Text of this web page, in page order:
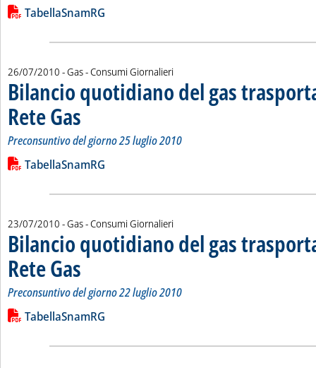
Leggi tutta la notizia: 'Bilancio quotidiano del gas
Lista allegati PDF alla notizia
TabellaSnamRG
26/07/2010 - Gas - Consumi Giornalieri
Bilancio quotidiano del gas
Rete Gas . Sottotitolo: Preconsuntivo del giorno 25 luglio 2010
. Pubblicata lunedì 26 luglio 2010 alle 14.38.
Preconsuntivo del giorno 25 luglio 2010
Leggi tutta la notizia: 'Bilancio quotidiano del gas
Lista allegati PDF alla notizia
TabellaSnamRG
23/07/2010 - Gas - Consumi Giornalieri
Bilancio quotidiano del gas
Rete Gas . Sottotitolo: Preconsuntivo del giorno 22 luglio 2010
. Pubblicata venerdì 23 luglio 2010 alle 15.22.
Preconsuntivo del giorno 22 luglio 2010
Leggi tutta la notizia: 'Bilancio quotidiano del gas
Lista allegati PDF alla notizia
TabellaSnamRG